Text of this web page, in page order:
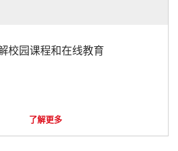
校园课程和在线教育
了解更多